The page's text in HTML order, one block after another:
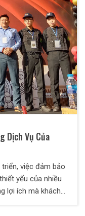
từng doanh
Dịch Vụ Của
việc đảm bảo
yếu của nhiều
lợi ích mà khách